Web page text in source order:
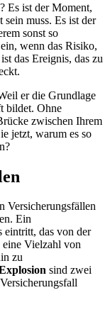
Es ist der Moment,
sein muss. Es ist der
sonst so
wenn das Risiko,
das Ereignis, das zu
er die Grundlage
bildet. Ohne
zwischen Ihrem
jetzt, warum es so
Versicherungsfällen
Ein
eintritt, das von der
eine Vielzahl von
zu
sind zwei